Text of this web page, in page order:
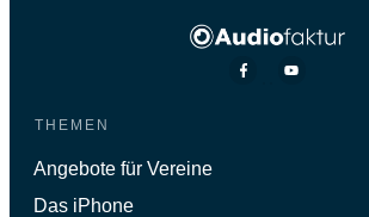
THEMEN
Angebote für Vereine
Das iPhone